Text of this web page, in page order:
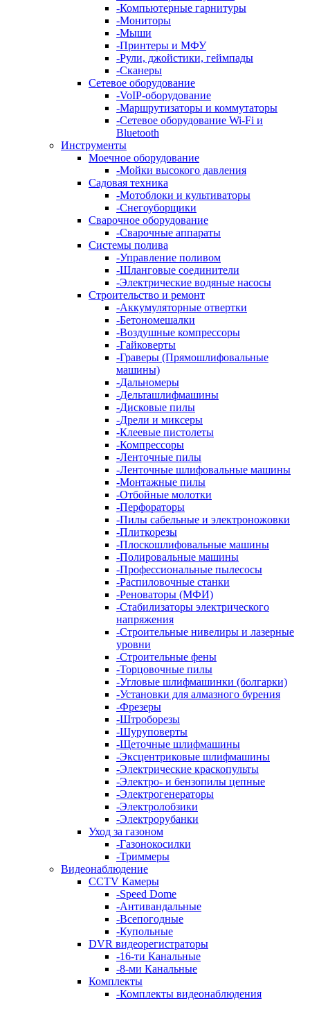
-Компьютерные гарнитуры
-Мониторы
-Мыши
-Принтеры и МФУ
-Рули, джойстики, геймпады
-Сканеры
Сетевое оборудование
-VoIP-оборудование
-Маршрутизаторы и коммутаторы
-Сетевое оборудование Wi-Fi и
Bluetooth
Инструменты
Моечное оборудование
-Мойки высокого давления
Садовая техника
-Мотоблоки и культиваторы
-Снегоуборщики
Сварочное оборудование
-Сварочные аппараты
Системы полива
-Управление поливом
-Шланговые соединители
-Электрические водяные насосы
Строительство и ремонт
-Аккумуляторные отвертки
-Бетономешалки
-Воздушные компрессоры
-Гайковерты
-Граверы (Прямошлифовальные
машины)
-Дальномеры
-Дельташлифмашины
-Дисковые пилы
-Дрели и миксеры
-Клеевые пистолеты
-Компрессоры
-Ленточные пилы
-Ленточные шлифовальные машины
-Монтажные пилы
-Отбойные молотки
-Перфораторы
-Пилы сабельные и электроножовки
-Плиткорезы
-Плоскошлифовальные машины
-Полировальные машины
-Профессиональные пылесосы
-Распиловочные станки
-Реноваторы (МФИ)
-Стабилизаторы электрического
напряжения
-Строительные нивелиры и лазерные
уровни
-Строительные фены
-Торцовочные пилы
-Угловые шлифмашинки (болгарки)
-Установки для алмазного бурения
-Фрезеры
-Штроборезы
-Шуруповерты
-Щеточные шлифмашины
-Эксцентриковые шлифмашины
-Электрические краскопульты
-Электро- и бензопилы цепные
-Электрогенераторы
-Электролобзики
-Электрорубанки
Уход за газоном
-Газонокосилки
-Триммеры
Видеонаблюдение
CCTV Камеры
-Speed Dome
-Антивандальные
-Всепогодные
-Купольные
DVR видеорегистраторы
-16-ти Канальные
-8-ми Канальные
Комплекты
-Комплекты видеонаблюдения